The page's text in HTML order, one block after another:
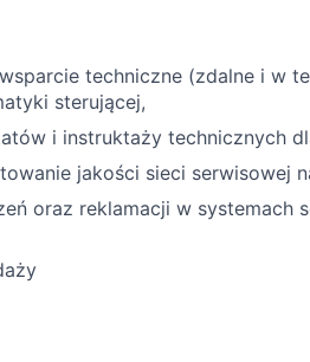
techniczne (zdalne i w
sterującej,
i instruktaży technicznych
jakości sieci serwisowej
oraz reklamacji w systemach